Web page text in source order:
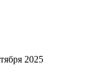
2025